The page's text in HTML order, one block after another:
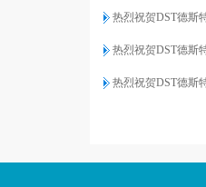
热烈祝贺DST德斯
热烈祝贺DST德斯
热烈祝贺DST德斯